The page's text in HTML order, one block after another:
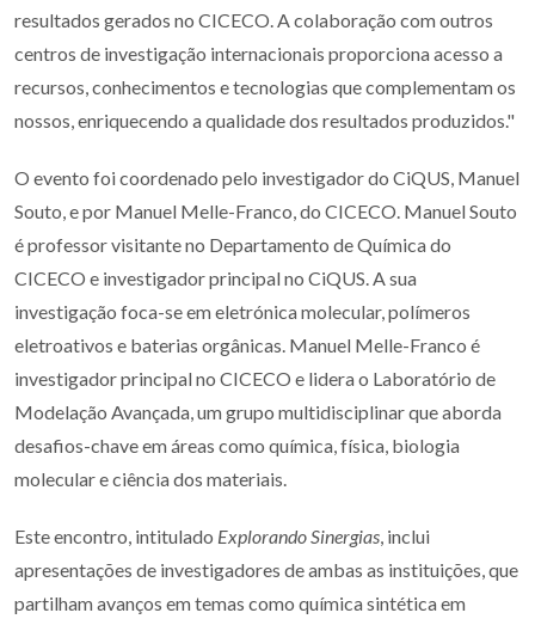
resultados gerados no CICECO. A colaboração com outros
centros de investigação internacionais proporciona acesso a
recursos, conhecimentos e tecnologias que complementam os
nossos, enriquecendo a qualidade dos resultados produzidos."
O evento foi coordenado pelo investigador do CiQUS, Manuel
Souto, e por Manuel Melle-Franco, do CICECO. Manuel Souto
é professor visitante no Departamento de Química do
CICECO e investigador principal no CiQUS. A sua
investigação foca-se em eletrónica molecular, polímeros
eletroativos e baterias orgânicas. Manuel Melle-Franco é
investigador principal no CICECO e lidera o Laboratório de
Modelação Avançada, um grupo multidisciplinar que aborda
desafios-chave em áreas como química, física, biologia
molecular e ciência dos materiais.
Este encontro, intitulado Explorando Sinergias, inclui
apresentações de investigadores de ambas as instituições, que
partilham avanços em temas como química sintética em